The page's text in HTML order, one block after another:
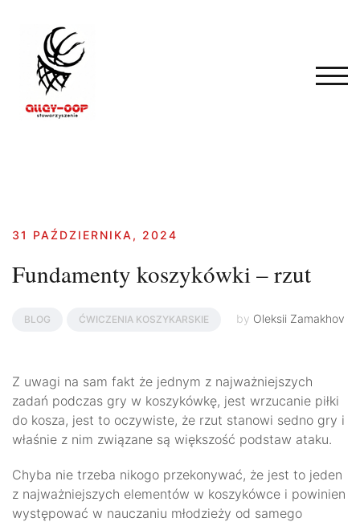
content
31 PAŹDZIERNIKA, 2024
Fundamenty koszykówki – rzut
BLOG ĆWICZENIA KOSZYKARSKIE by Oleksii Zamakhov
Z uwagi na sam fakt że jednym z najważniejszych
zadań podczas gry w koszykówkę, jest wrzucanie piłki
do kosza, jest to oczywiste, że rzut stanowi sedno gry i
właśnie z nim związane są większość podstaw ataku.
Chyba nie trzeba nikogo przekonywać, że jest to jeden
z najważniejszych elementów w koszykówce i powinien
występować w nauczaniu młodzieży od samego